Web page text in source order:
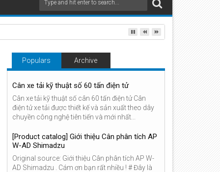
Populars Archive
Cân xe tải kỹ thuật số 60 tấn điện tử
Cân xe tải kỹ thuật số cân 60 tấn điện tử Cân
điện tử xe tải được thiết kế và sản xuất theo dây
chuyền công nghệ tiên tiến và mới nhất...
[Product catalog] Giới thiệu Cân phân tích AP
W-AD Shimadzu
Original source: Giới thiệu Cân phân tích AP W-
AD Shimadzu . Cám ơn bạn rất nhiều ! # Đây là